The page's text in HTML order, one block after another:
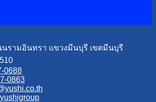
นรามอินทรา แขวงมีนบุรี เขตมีนบุรี
0688
0863